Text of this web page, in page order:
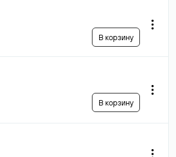
В корзину
В корзину